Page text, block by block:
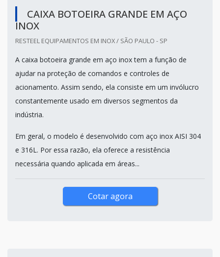
CAIXA BOTOEIRA GRANDE EM AÇO
INOX
RESTEEL EQUIPAMENTOS EM INOX / SÃO PAULO - SP
A caixa botoeira grande em aço inox tem a função de
ajudar na proteção de comandos e controles de
acionamento. Assim sendo, ela consiste em um invólucro
constantemente usado em diversos segmentos da
indústria.
Em geral, o modelo é desenvolvido com aço inox AISI 304
e 316L. Por essa razão, ela oferece a resistência
necessária quando aplicada em áreas...
Cotar agora